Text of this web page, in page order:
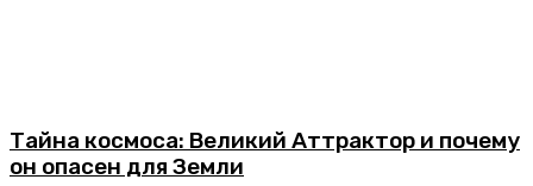
Тайна космоса: Великий Аттрактор и почему
он опасен для Земли